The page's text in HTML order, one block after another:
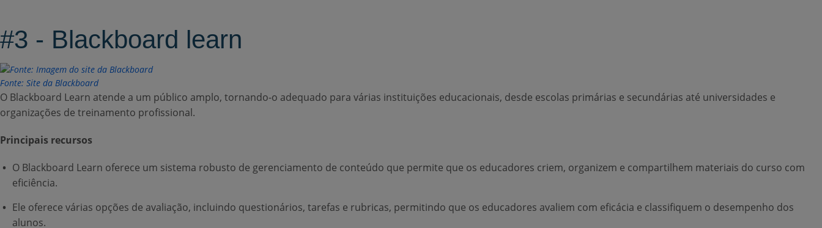
#3 - Blackboard learn
Fonte: Site da Blackboard
O Blackboard Learn atende a um público amplo, tornando-o adequado para várias instituições educacionais, desde escolas primárias e secundárias até universidades e
organizações de treinamento profissional.
Principais recursos
O Blackboard Learn oferece um sistema robusto de gerenciamento de conteúdo que permite que os educadores criem, organizem e compartilhem materiais do curso com
eficiência.
Ele oferece várias opções de avaliação, incluindo questionários, tarefas e rubricas, permitindo que os educadores avaliem com eficácia e classifiquem o desempenho dos
alunos.